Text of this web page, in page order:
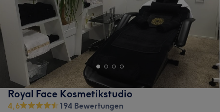
Royal Face Kosmetikstudio
4,6
194 Bewertungen